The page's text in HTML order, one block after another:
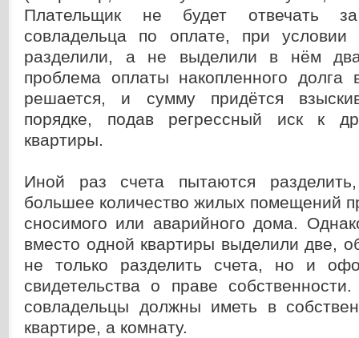
Плательщик не будет отвечать
совладельца по оплате, при
разделили, а не выделили в нём
проблема оплаты накопленного
решается, и сумму придётся
порядке, подав регрессный иск к
квартиры.
Иной раз счета пытаются
большее количество жилых помещений
сносимого или аварийного дома.
вместо одной квартиры выделили две,
не только разделить счета, но и
свидетельства о праве
совладельцы должны иметь в
квартире, а комнату.